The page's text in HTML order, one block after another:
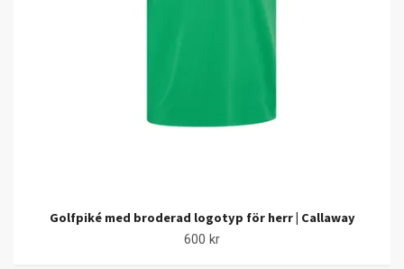
Golfpiké med broderad logotyp för herr | Callaway
600 kr